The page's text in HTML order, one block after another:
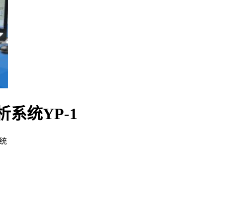
系统YP-1